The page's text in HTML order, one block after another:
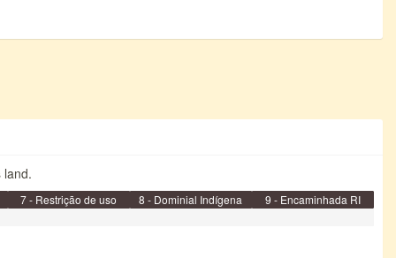
land.
7 - Restrição de uso 8 - Dominial Indígena 9 - Encaminhada RI